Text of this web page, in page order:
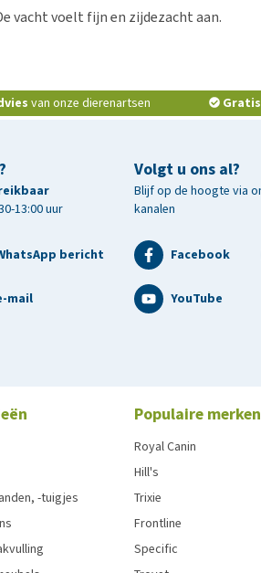
vacht voelt fijn en zijdezacht aan.
van onze dierenartsen Gratis
13:00 uur
bericht
mail
Volgt u ons al?
Blijf op de hoogte via
kanalen
Facebook
YouTube
-tuigjes
Populaire merken
Royal Canin
Hill's
Trixie
Frontline
Specific